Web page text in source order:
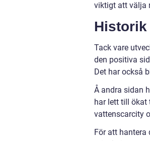
viktigt att välja
Historik
Tack vare
den positiva
Det har också
Å andra sidan
har lett till ökat
vattenscarcity
För att